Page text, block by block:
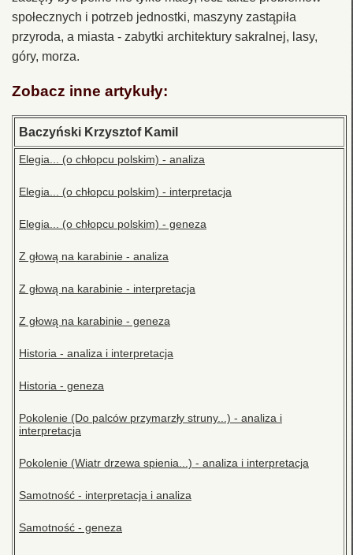
społecznych i potrzeb jednostki, maszyny zastąpiła
przyroda, a miasta - zabytki architektury sakralnej, lasy,
góry, morza.
Zobacz inne artykuły:
Baczyński Krzysztof Kamil
Elegia... (o chłopcu polskim) - analiza
Elegia... (o chłopcu polskim) - interpretacja
Elegia... (o chłopcu polskim) - geneza
Z głową na karabinie - analiza
Z głową na karabinie - interpretacja
Z głową na karabinie - geneza
Historia - analiza i interpretacja
Historia - geneza
Pokolenie (Do palców przymarzły struny...) - analiza i
interpretacja
Pokolenie (Wiatr drzewa spienia...) - analiza i interpretacja
Samotność - interpretacja i analiza
Samotność - geneza